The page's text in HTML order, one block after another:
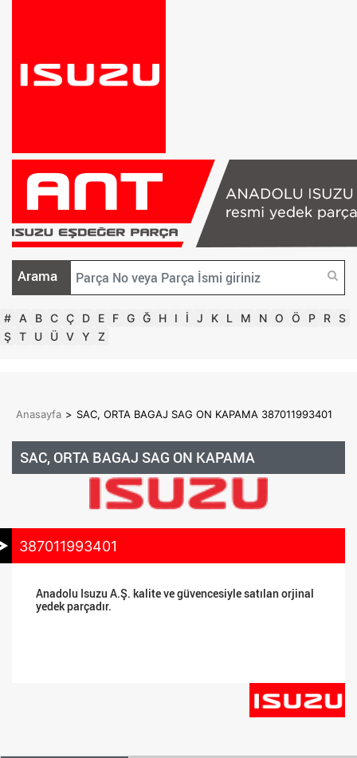
Arama
# A B C Ç D E F G Ğ H I İ J K L M N O Ö P R S
Ş T U Ü V Y Z
Anasayfa > SAC, ORTA BAGAJ SAG ON KAPAMA 387011993401
SAC, ORTA BAGAJ SAG ON KAPAMA
387011993401
Anadolu Isuzu A.Ş. kalite ve güvencesiyle satılan orjinal
yedek parçadır.